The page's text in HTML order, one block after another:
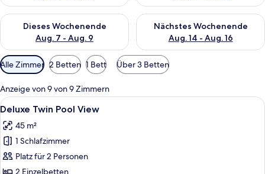
Dieses Wochenende
Aug. 7 - Aug. 9
Überprüfe die Verfügbarkeit für dieses Wochenende, Aug. 7
Nächstes Wochenende
Aug. 14 - Aug. 16
Überprüfe die Verfügbarkeit
Verfügbare
Filter
für
Zimmer
Alle Zimmer 2 Betten 1 Bett Über 3 Betten
Anzeige von 9 von 9 Zimmern
Alle
Fotos
für
Deluxe
Twin
Pool
Ein Hotelzimmer mit zwei Betten,
7
Deluxe Twin Pool View
45 m²
1 Schlafzimmer
Platz für 2 Personen
2 Einzelbetten